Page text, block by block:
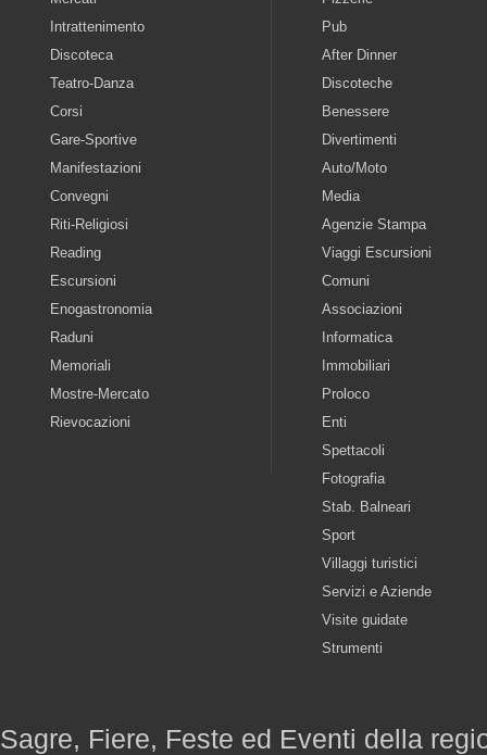
Intrattenimento
Discoteca
Teatro-Danza
Corsi
Gare-Sportive
Manifestazioni
Convegni
Riti-Religiosi
Reading
Escursioni
Enogastronomia
Raduni
Memoriali
Mostre-Mercato
Rievocazioni
Pub
After Dinner
Discoteche
Benessere
Divertimenti
Auto/Moto
Media
Agenzie Stampa
Viaggi Escursioni
Comuni
Associazioni
Informatica
Immobiliari
Proloco
Enti
Spettacoli
Fotografia
Stab. Balneari
Sport
Villaggi turistici
Servizi e Aziende
Visite guidate
Strumenti
Sagre, Fiere, Feste ed Eventi della